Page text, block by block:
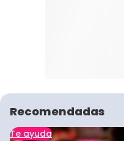
Recomendadas
Te ayuda